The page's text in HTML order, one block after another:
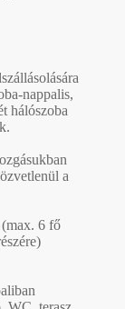
nappalis,
hálószoba
a
(max. 6 fő